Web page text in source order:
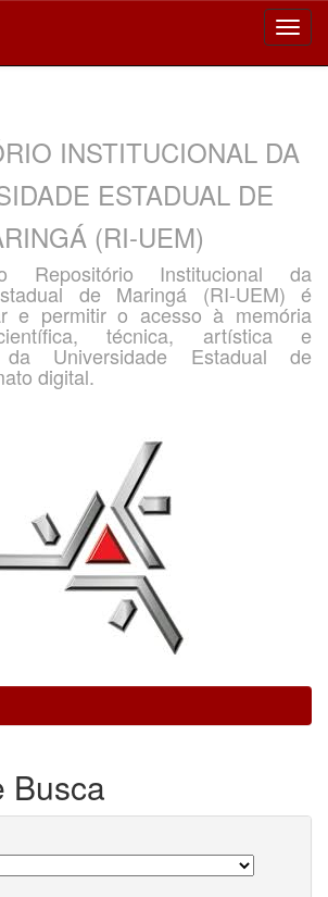
INSTITUCIONAL DA
ESTADUAL DE
(RI-UEM)
Institucional da
de Maringá (RI-UEM) é
e permitir o acesso à memória
técnica, artística e
da Universidade Estadual de
digital.
Busca